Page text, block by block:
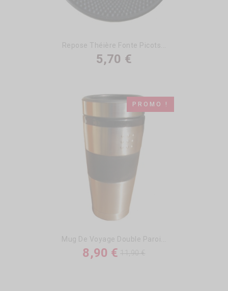
Repose Théière Fonte Picots...
5,70 €
PROMO !
Mug De Voyage Double Paroi...
8,90 € 11,90 €